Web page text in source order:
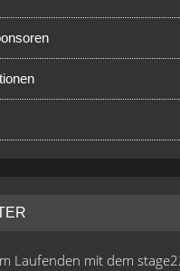
Laufenden mit dem